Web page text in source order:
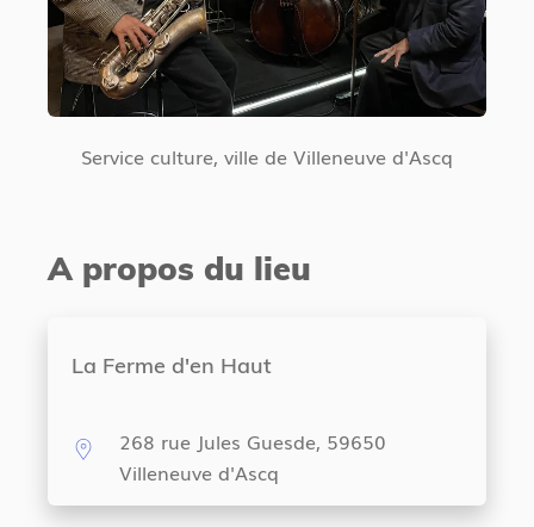
Service culture, ville de Villeneuve d'Ascq
A propos du lieu
La Ferme d'en Haut
268 rue Jules Guesde, 59650
Villeneuve d'Ascq